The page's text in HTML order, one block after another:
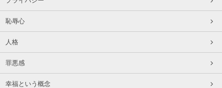
恥辱心
人格
罪悪感
幸福という概念